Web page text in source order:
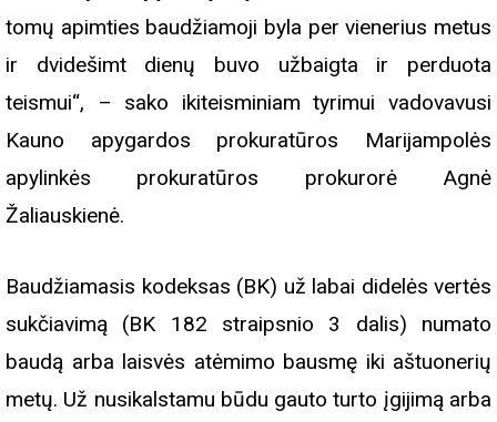
tomų apimties baudžiamoji byla per vienerius metus
ir dvidešimt dienų buvo užbaigta ir perduota
teismui“, – sako ikiteisminiam tyrimui vadovavusi
Kauno apygardos prokuratūros Marijampolės
apylinkės prokuratūros prokurorė Agnė
Žaliauskienė.
Baudžiamasis kodeksas (BK) už labai didelės vertės
sukčiavimą (BK 182 straipsnio 3 dalis) numato
baudą arba laisvės atėmimo bausmę iki aštuonerių
metų. Už nusikalstamu būdu gauto turto įgijimą arba